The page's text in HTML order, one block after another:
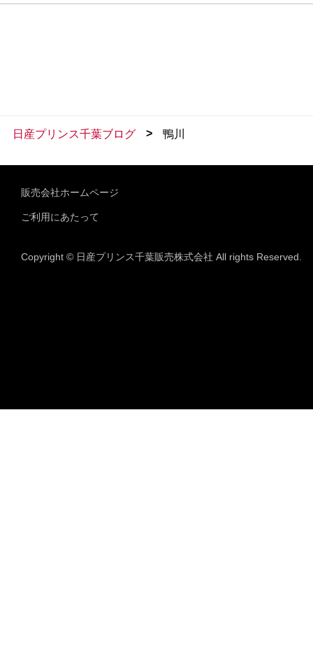
日産プリンス千葉ブログ > 鴨川
販売会社ホームページ
ご利用にあたって
Copyright © 日産プリンス千葉販売株式会社 All rights Reserved.